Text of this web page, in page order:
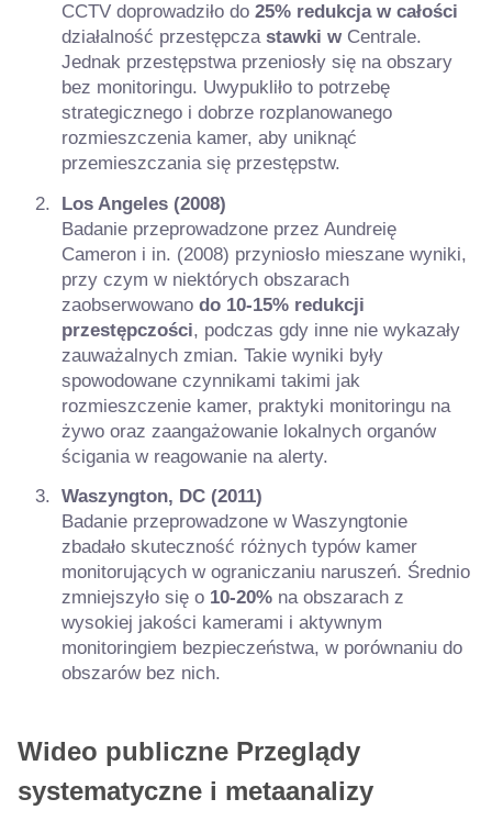
CCTV doprowadziło do 25% redukcja w całości
działalność przestępczastawki w Centrale.
Jednak przestępstwa przeniosły się na obszary
bez monitoringu. Uwypukliło to potrzebę
strategicznego i dobrze rozplanowanego
rozmieszczenia kamer, aby uniknąć
przemieszczania się przestępstw.
Los Angeles (2008)
Badanie przeprowadzone przez Aundreię
Cameron i in. (2008) przyniosło mieszane wyniki,
przy czym w niektórych obszarach
zaobserwowano do 10-15% redukcji
przestępczości, podczas gdy inne nie wykazały
zauważalnych zmian. Takie wyniki były
spowodowane czynnikami takimi jak
rozmieszczenie kamer, praktyki monitoringu na
żywo oraz zaangażowanie lokalnych organów
ścigania w reagowanie na alerty.
Waszyngton, DC (2011)
Badanie przeprowadzone w Waszyngtonie
zbadało skuteczność różnych typów kamer
monitorujących w ograniczaniu naruszeń. Średnio
zmniejszyło się o 10-20% na obszarach z
wysokiej jakości kamerami i aktywnym
monitoringiem bezpieczeństwa, w porównaniu do
obszarów bez nich.
Wideo publiczne Przeglądy
systematyczne i metaanalizy